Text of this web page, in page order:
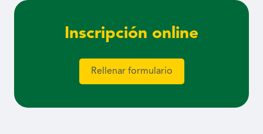
Inscripción online
Rellenar formulario